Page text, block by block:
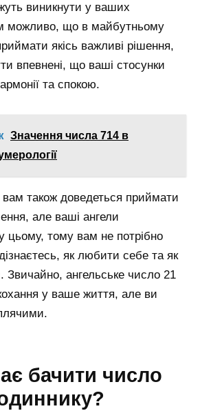
виникнути у ваших
можливо, що в майбутньому
якісь важливі рішення,
впевнені, що ваші стосунки
та спокою.
Значення числа 714 в
також доведеться приймати
але ваші ангели
цьому, тому вам не потрібно
як любити себе та як
Звичайно, ангельське число 21
у ваше життя, але ви
бачити число